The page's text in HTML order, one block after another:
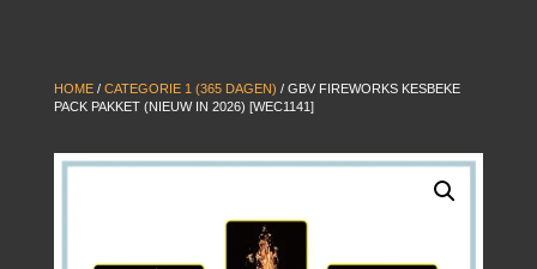
HOME / CATEGORIE 1 (365 DAGEN) / GBV FIREWORKS KESBEKE
PACK PAKKET (NIEUW IN 2026) [WEC1141]